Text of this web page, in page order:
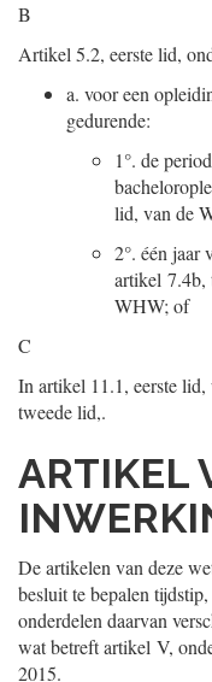
B
Artikel 5.2, eerste lid,
a. voor een
gedurende:
1°. de
lid, van de
2°. één jaar
artikel 7.4b,
WHW; of
C
In artikel 11.1, eerste
tweede lid,.
ARTIKEL
De artikelen van deze
besluit te bepalen
onderdelen daarvan
wat betreft artikel V,
2015.